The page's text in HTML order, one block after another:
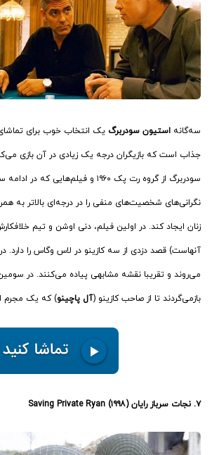
سه‌گانه استیون سودربرگ یک انتخاب خوب برای
جذاب است که بازیگران درجه یک زیادی در آن بازی
سودربرگ از گروه رت پک ۱۹۶۰ و
نگرانی‌های شخصیت‌های منفی را در درجه‌ای بالاتر به
زنان ایجاد کند. در اولین فیلم، دنی اوشن و تیم
آنهاست) قصد دزدی از سه کازینو در لاس‌ وگاس را دارد.
می‌روند و تقریبا نقشه مشابهی پیاده می‌کنند. در
بازمی‌گردند تا از صاحب کازینو (آل پاچینو) که یک مجرم
۷. نجات سرباز رایان (۱۹۹۸) Saving Private Ryan